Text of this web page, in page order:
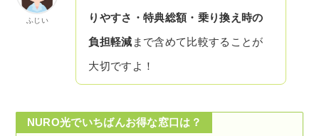
ふじい
りやすさ・特典総額・乗り換え時の
負担軽減 まで含めて比較することが
大切ですよ！
NURO光でいちばんお得な窓口は？